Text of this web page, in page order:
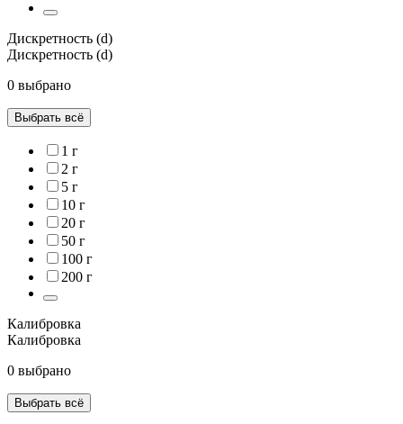
Дискретность (d)
Дискретность (d)
0 выбрано
Выбрать всё
1 г
2 г
5 г
10 г
20 г
50 г
100 г
200 г
Калибровка
Калибровка
0 выбрано
Выбрать всё